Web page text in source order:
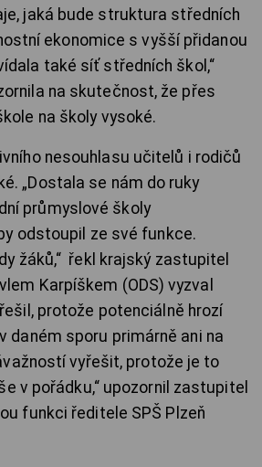
jaká bude struktura středních
ekonomice s vyšší přidanou
také síť středních škol,“
na skutečnost, že přes
na školy vysoké.
nesouhlasu učitelů i rodičů
„Dostala se nám do ruky
průmyslové školy
odstoupil ze své funkce.
žáků,“ řekl krajský zastupitel
Karpíškem (ODS) vyzval
protože potenciálně hrozí
daném sporu primárně ani na
vyřešit, protože je to
v pořádku,“ upozornil zastupitel
funkci ředitele SPŠ Plzeň